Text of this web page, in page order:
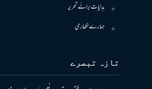
ہدایات برائے تحریر
ہمارے لکھاری
تازہ تبصرے